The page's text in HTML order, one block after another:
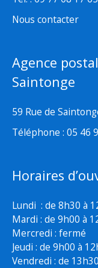
Nous contacter
Agence
Saintonge
59 Rue de
Téléphone : 05 46
Horaires
Lundi : de 8h30 à
Mardi : de 9h00 à
Mercredi : fermé
Jeudi : de 9h00 à
Vendredi : de